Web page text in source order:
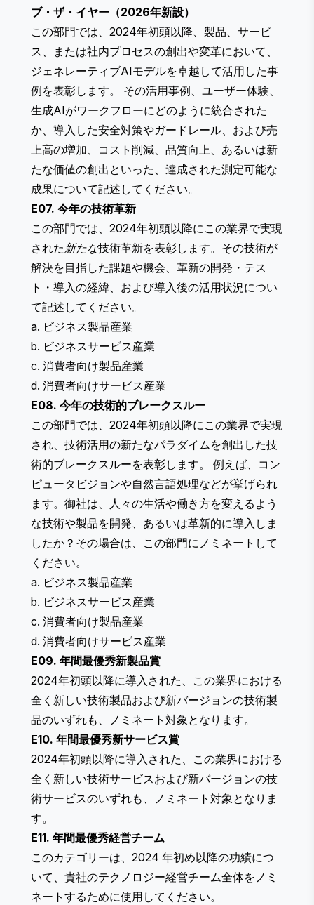
ブ・ザ・イヤー（2026年新設）
この部門では、2024年初頭以降、製品、サービ
ス、または社内プロセスの創出や変革において、
ジェネレーティブAIモデルを卓越して活用した事
例を表彰します。 その活用事例、ユーザー体験、
生成AIがワークフローにどのように統合された
か、導入した安全対策やガードレール、および売
上高の増加、コスト削減、品質向上、あるいは新
たな価値の創出といった、達成された測定可能な
成果について記述してください。
E07. 今年の技術革新
この部門では、2024年初頭以降にこの業界で実現
された新たな技術革新を表彰します。その技術が
解決を目指した課題や機会、革新の開発・テス
ト・導入の経緯、および導入後の活用状況につい
て記述してください。
a. ビジネス製品産業
b. ビジネスサービス産業
c. 消費者向け製品産業
d. 消費者向けサービス産業
E08. 今年の技術的ブレークスルー
この部門では、2024年初頭以降にこの業界で実現
され、技術活用の新たなパラダイムを創出した技
術的ブレークスルーを表彰します。 例えば、コン
ピュータビジョンや自然言語処理などが挙げられ
ます。御社は、人々の生活や働き方を変えるよう
な技術や製品を開発、あるいは革新的に導入しま
したか？その場合は、この部門にノミネートして
ください。
a. ビジネス製品産業
b. ビジネスサービス産業
c. 消費者向け製品産業
d. 消費者向けサービス産業
E09. 年間最優秀新製品賞
2024年初頭以降に導入された、この業界における
全く新しい技術製品および新バージョンの技術製
品のいずれも、ノミネート対象となります。
E10. 年間最優秀新サービス賞
2024年初頭以降に導入された、この業界における
全く新しい技術サービスおよび新バージョンの技
術サービスのいずれも、ノミネート対象となりま
す。
E11. 年間最優秀経営チーム
このカテゴリーは、2024 年初め以降の功績につ
いて、貴社のテクノロジー経営チーム全体をノミ
ネートするために使用してください。